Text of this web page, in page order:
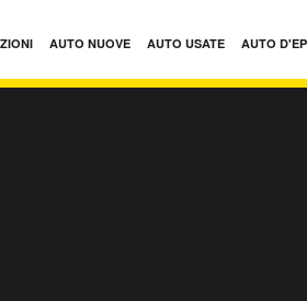
AUTO NUOVE AUTO USATE AUTO